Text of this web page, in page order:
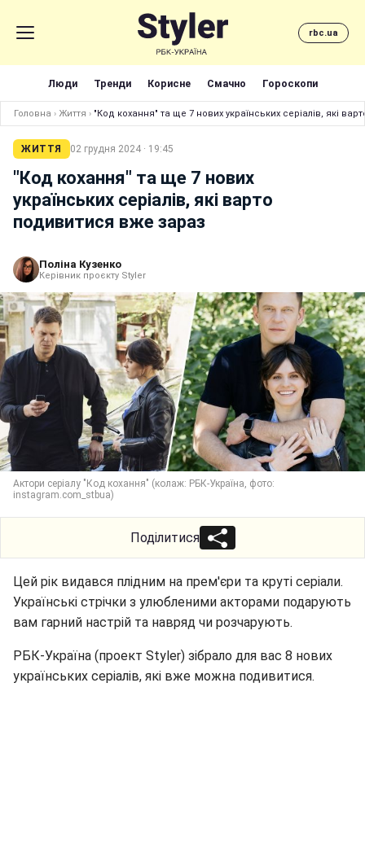
rbc.ua
Люди Тренди Корисне Смачно Гороскопи
Головна › Життя › "Код кохання" та ще 7 нових українських серіалів, які
ЖИТТЯ 02 грудня 2024 · 19:45
"Код кохання" та ще 7 нових
українських серіалів, які варто
подивитися вже зараз
Поліна Кузенко
Керівник проєкту Styler
Актори серіалу "Код кохання" (колаж: РБК-Україна, фото:
instagram.com_stbua)
Поділитися
Цей рік видався плідним на прем'єри та круті серіали.
Українські стрічки з улюбленими акторами подарують
вам гарний настрій та навряд чи розчарують.
РБК-Україна (проект Styler) зібрало для вас 8 нових
українських серіалів, які вже можна подивитися.